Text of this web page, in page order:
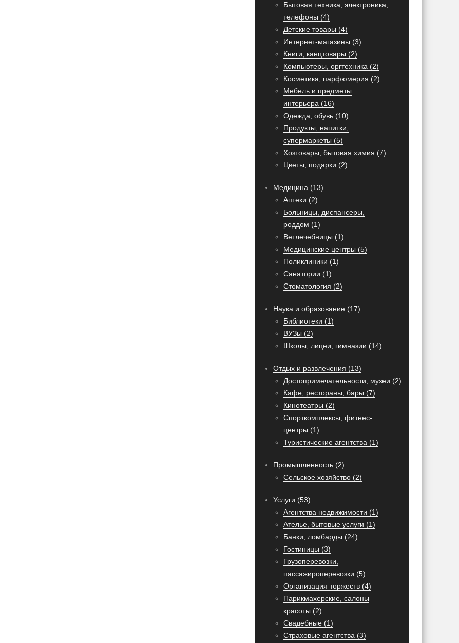
Бытовая техника, электроника,
телефоны (4)
Детские товары (4)
Интернет-магазины (3)
Книги, канцтовары (2)
Компьютеры, оргтехника (2)
Косметика, парфюмерия (2)
Мебель и предметы
интерьера (16)
Одежда, обувь (10)
Продукты, напитки,
супермаркеты (5)
Хозтовары, бытовая химия (7)
Цветы, подарки (2)
Медицина (13)
Аптеки (2)
Больницы, диспансеры,
роддом (1)
Ветлечебницы (1)
Медицинские центры (5)
Поликлиники (1)
Санатории (1)
Стоматология (2)
Наука и образование (17)
Библиотеки (1)
ВУЗы (2)
Школы, лицеи, гимназии (14)
Отдых и развлечения (13)
Достопримечательности, музеи (2)
Кафе, рестораны, бары (7)
Кинотеатры (2)
Спорткомплексы, фитнес-
центры (1)
Туристические агентства (1)
Промышленность (2)
Сельское хозяйство (2)
Услуги (53)
Агентства недвижимости (1)
Ателье, бытовые услуги (1)
Банки, ломбарды (24)
Гостиницы (3)
Грузоперевозки,
пассажироперевозки (5)
Организация торжеств (4)
Парикмахерские, салоны
красоты (2)
Свадебные (1)
Страховые агентства (3)